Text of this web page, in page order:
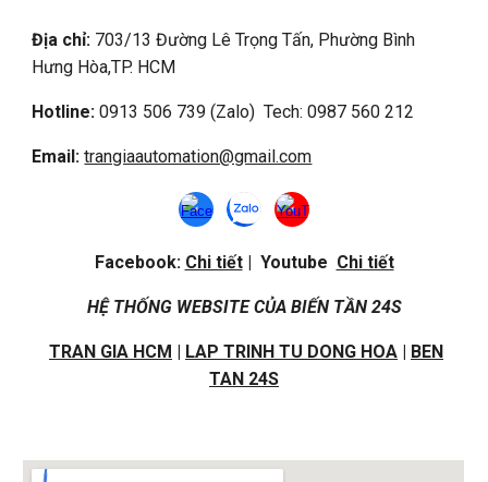
Địa chỉ: 703/13 Đường Lê Trọng Tấn, Phường Bình
Hưng Hòa,TP. HCM
Hotline: 0913 506 739 (Zalo) Tech: 0987 560 212
Email:trangiaautomation@gmail.com
Facebook: Chi tiết| Youtube Chi tiết
HỆ THỐNG WEBSITE CỦA BIẾN TẦN 24S
TRAN GIA HCM | LAP TRINH TU DONG HOA | BEN
TAN 24S